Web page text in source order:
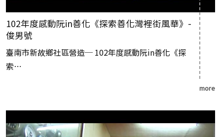
102年度感動阮in善化《探索善化灣裡街風華》-
俊男號
臺南市新故鄉社區營造─ 102年度感動阮in善化《探
索⋯
more